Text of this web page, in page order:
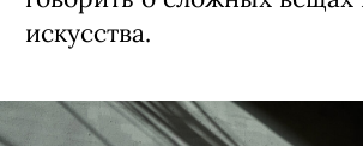
искусства.